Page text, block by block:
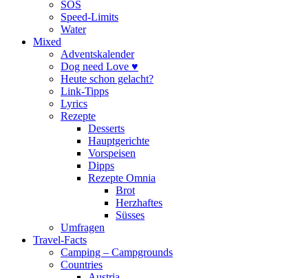
SOS
Speed-Limits
Water
Mixed
Adventskalender
Dog need Love ♥
Heute schon gelacht?
Link-Tipps
Lyrics
Rezepte
Desserts
Hauptgerichte
Vorspeisen
Dipps
Rezepte Omnia
Brot
Herzhaftes
Süsses
Umfragen
Travel-Facts
Camping – Campgrounds
Countries